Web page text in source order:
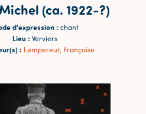
(ca. 1922-?)
d'expression : chant
Lieu : Verviers
: Lempereur, Françoise